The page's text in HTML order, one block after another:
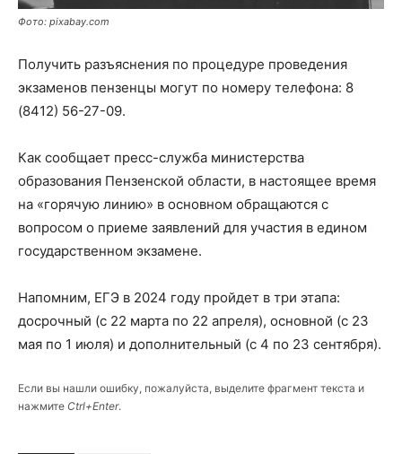
Фото: pixabay.com
Получить разъяснения по процедуре проведения
экзаменов пензенцы могут по номеру телефона: 8
(8412) 56-27-09.
Как сообщает пресс-служба министерства
образования Пензенской области, в настоящее время
на «горячую линию» в основном обращаются с
вопросом о приеме заявлений для участия в едином
государственном экзамене.
Напомним, ЕГЭ в 2024 году пройдет в три этапа:
досрочный (с 22 марта по 22 апреля), основной (с 23
мая по 1 июля) и дополнительный (с 4 по 23 сентября).
Если вы нашли ошибку, пожалуйста, выделите фрагмент текста и
нажмите Ctrl+Enter.